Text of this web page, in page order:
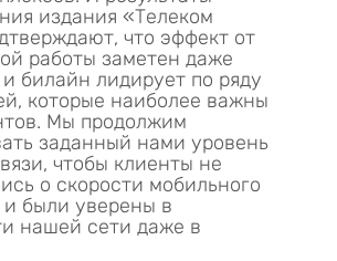
издания «Телеком
что эффект от
работы заметен даже
билайн лидирует по ряду
которые наиболее важны
Мы продолжим
заданный нами уровень
чтобы клиенты не
о скорости мобильного
и были уверены в
нашей сети даже в